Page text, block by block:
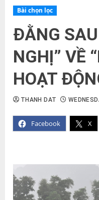
Bài chọn lọc
ĐẰNG
NGHỊ” VỀ
HOẠT
Facebook X
THANH DAT